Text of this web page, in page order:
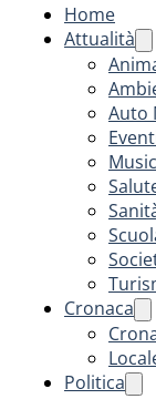
Home
Attualità
Auto
Cronaca
Politica